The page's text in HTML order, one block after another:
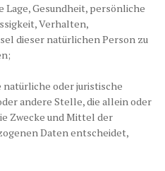
Gesundheit, persönliche
Verhalten,
dieser natürlichen Person zu
natürliche oder juristische
andere Stelle, die allein oder
Zwecke und Mittel der
Daten entscheidet,